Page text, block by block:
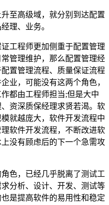
至高级域，就分别到达配置
理、业务。
工程师更加侧重于配置管理
管理维护，那么配置管理经
置管理流程、质量保证流程
业，可能没有这两个角色，
都由工程师担当;但是大中
资深质保经理求贤若渴。软
就越庞大，软件开发流程中
软件开发流程，不断改进软
没有顾虑后的下一个急需攻
色，已经几乎脱离了测试工
分析、设计、开发、测试等
是提高软件的易用性和稳定